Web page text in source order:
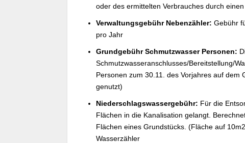
oder des ermittelten Verbrauches durch
Verwaltungsgebühr Nebenzähler: Gebühr
pro Jahr
Grundgebühr Schmutzwasser Personen:
Schmutzwasseranschlusses/Bereitstellung/
Personen zum 30.11. des Vorjahres auf dem
genutzt)
Niederschlagswassergebühr: Für die
Flächen in die Kanalisation gelangt.
Flächen eines Grundstücks. (Fläche auf
Wasserzähler